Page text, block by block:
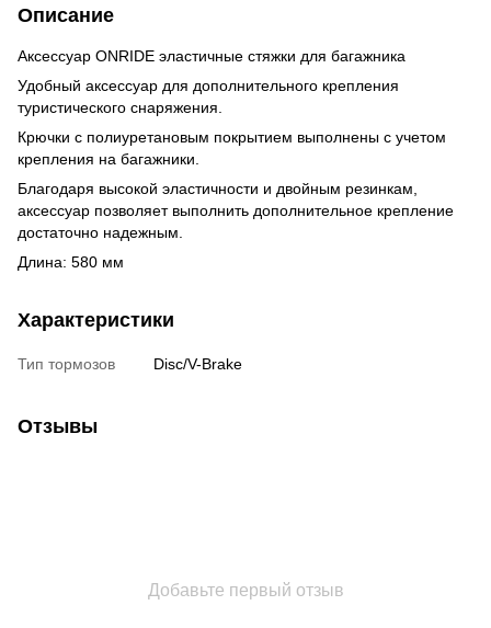
Описание
Аксессуар ONRIDE эластичные стяжки для багажника
Удобный аксессуар для дополнительного крепления
туристического снаряжения.
Крючки с полиуретановым покрытием выполнены с учетом
крепления на багажники.
Благодаря высокой эластичности и двойным резинкам,
аксессуар позволяет выполнить дополнительное крепление
достаточно надежным.
Длина: 580 мм
Характеристики
Тип тормозов Disc/V-Brake
Отзывы
Добавьте первый отзыв